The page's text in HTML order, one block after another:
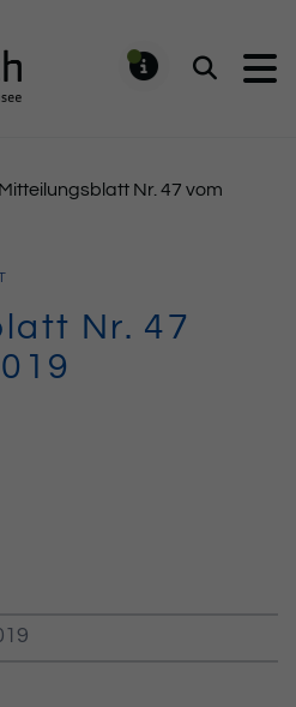
Suchen
Mitteilungsblatt Nr. 47 vom
Nr. 47